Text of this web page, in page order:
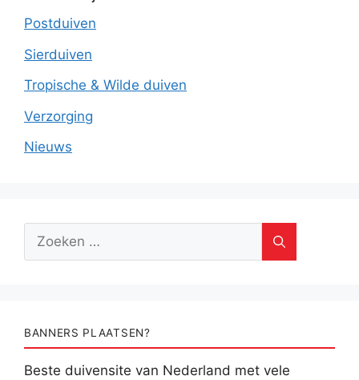
Postduiven
Sierduiven
Tropische & Wilde duiven
Verzorging
Nieuws
Zoek
BANNERS PLAATSEN?
Beste duivensite van Nederland met vele